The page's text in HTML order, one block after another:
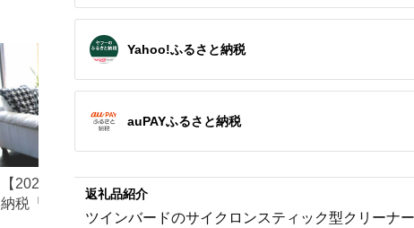
【2026年最新版】ふるさと
納税「食べ物以外」返礼品
の還元率ランキング！
ンキングまとめ
Yahoo!ふるさと納税
auPAYふるさと納税
返礼品紹介
ツインバードのサイクロンスティック型クリーナ